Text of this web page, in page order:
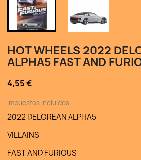
HOT WHEELS 2022
ALPHA5 FAST AND
4,55 €
Impuestos incluidos
2022 DELOREAN ALPHA5
VILLAINS
FAST AND FURIOUS